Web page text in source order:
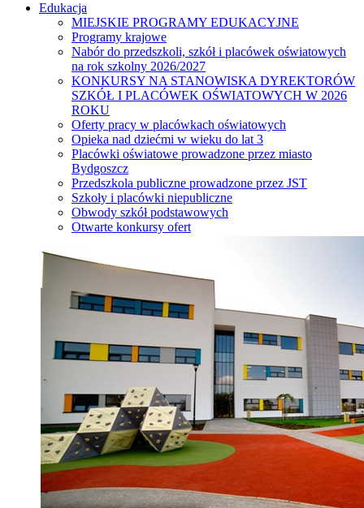
Edukacja
MIEJSKIE PROGRAMY EDUKACYJNE
Programy krajowe
Nabór do przedszkoli, szkół i placówek oświatowych
na rok szkolny 2026/2027
KONKURSY NA STANOWISKA DYREKTORÓW
SZKÓŁ I PLACÓWEK OŚWIATOWYCH W 2026
ROKU
Oferty pracy w placówkach oświatowych
Opieka nad dziećmi w wieku do lat 3
Placówki oświatowe prowadzone przez miasto
Bydgoszcz
Przedszkola publiczne prowadzone przez JST
Szkoły i placówki niepubliczne
Obwody szkół podstawowych
Otwarte konkursy ofert